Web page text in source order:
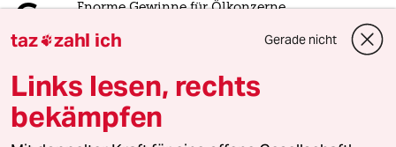
6 Enorme Gewinne für Ölkonzerne
Bitte abschöpfen!
taz
taz zahl ich Gerade nicht
Links lesen, rechts
bekämpfen